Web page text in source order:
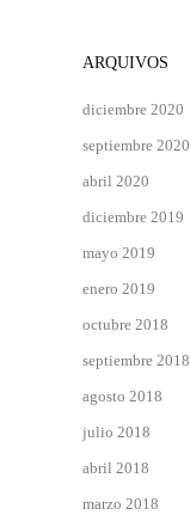
ARQUIVOS
diciembre 2020
septiembre 2020
abril 2020
diciembre 2019
mayo 2019
enero 2019
octubre 2018
septiembre 2018
agosto 2018
julio 2018
abril 2018
marzo 2018